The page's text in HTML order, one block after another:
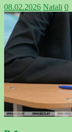
08.02.2026 Natali 0